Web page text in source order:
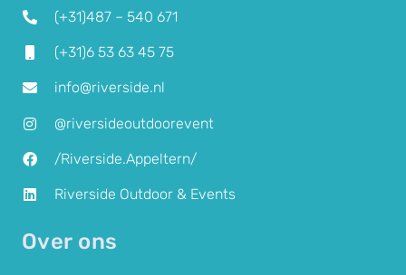
(+31)487 – 540 671
(+31)6 53 63 45 75
info@riverside.nl
@riversideoutdoorevent
/Riverside.Appeltern/
Riverside Outdoor & Events
Over ons